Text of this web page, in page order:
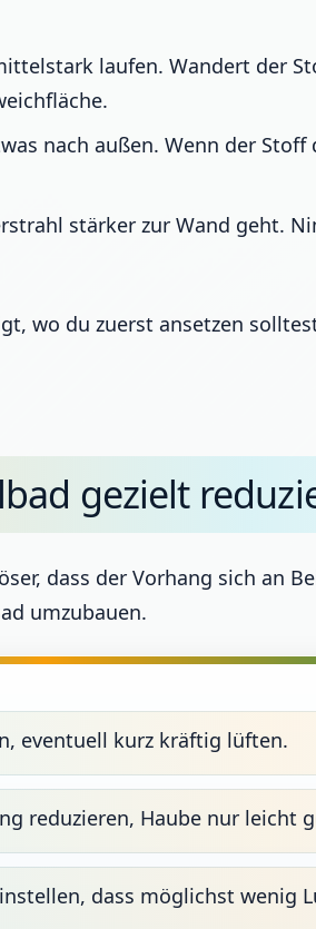
laufen. Wandert der
nach außen. Wenn der
stärker zur Wand geht.
wo du zuerst ansetzen
gezielt
dass der Vorhang sich an
umzubauen.
eventuell kurz kräftig lüften.
reduzieren, Haube nur leicht
dass möglichst wenig